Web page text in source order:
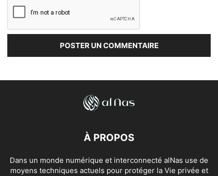
À PROPOS
Dans un monde numérique et interconnecté alNas use de
moyens techniques actuels pour protéger la Vie privée et